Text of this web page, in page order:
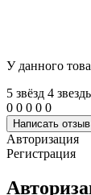
У данного
5 звёзд 4
0 0 0 0 0
Написать отзыв
Авторизация
Регистрация